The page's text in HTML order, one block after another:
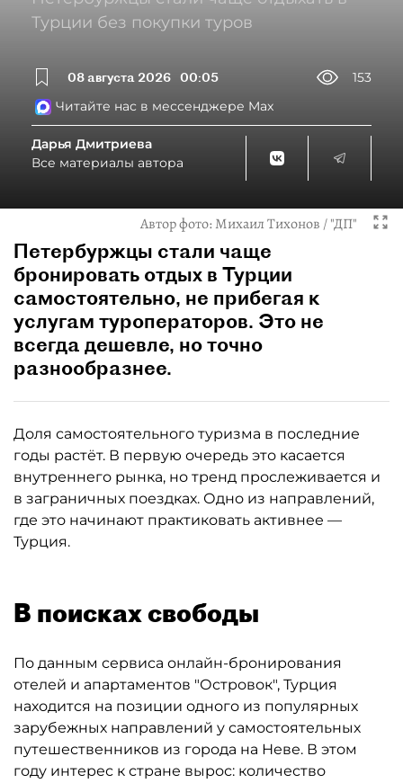
Турции без покупки туров
08 августа 2026 00:05
153
Читайте нас в мессенджере Max
Дарья Дмитриева
Все материалы автора
Автор фото:Михаил Тихонов / "ДП"
Петербуржцы стали чаще
бронировать отдых в Турции
самостоятельно, не прибегая к
услугам туроператоров. Это не
всегда дешевле, но точно
разнообразнее.
Доля самостоятельного туризма в последние
годы растёт. В первую очередь это касается
внутреннего рынка, но тренд прослеживается и
в заграничных поездках. Одно из направлений,
где это начинают практиковать активнее —
Турция.
В поисках свободы
По данным сервиса онлайн-бронирования
отелей и апартаментов "Островок", Турция
находится на позиции одного из популярных
зарубежных направлений у самостоятельных
путешественников из города на Неве. В этом
году интерес к стране вырос: количество